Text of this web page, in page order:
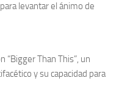
levantar el ánimo de
“Bigger Than This”, un
y su capacidad para